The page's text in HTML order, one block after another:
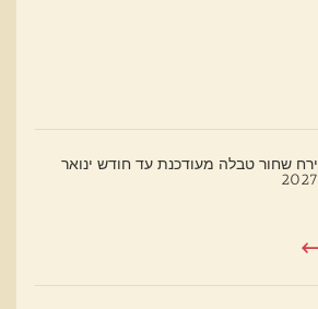
ירח שחור טבלה מעודכנת עד חודש ינואר
2027